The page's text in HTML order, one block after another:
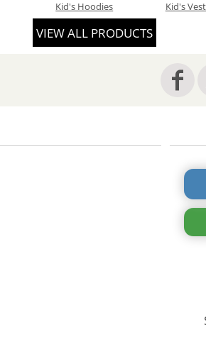
Kid's Hoodies Kid's
VIEW ALL PRODUCTS